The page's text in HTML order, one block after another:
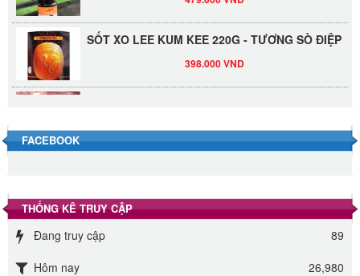
SỐT XO LEE KUM KEE 220G - TƯƠNG SÒ ĐIỆP
Đường phèn Long An bao 10kg
FACEBOOK
THỐNG KÊ TRUY CẬP
Đang truy cập
89
Hôm nay
26,980